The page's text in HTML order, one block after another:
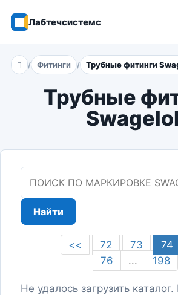
Лабтечсистемс
Главная
Фитинги Трубные фитинги
Трубные
Найти
<< 72 73 74
76
... 198
Не удалось загрузить